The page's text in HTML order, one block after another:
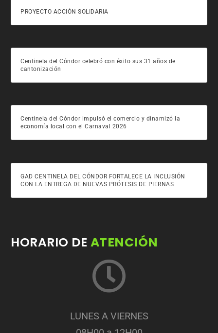
PROYECTO ACCIÓN SOLIDARIA
Centinela del Cóndor celebró con éxito sus 31 años de
cantonización
Centinela del Cóndor impulsó el comercio y dinamizó la
economía local con el Carnaval 2026
GAD CENTINELA DEL CÓNDOR FORTALECE LA INCLUSIÓN
CON LA ENTREGA DE NUEVAS PRÓTESIS DE PIERNAS
HORARIO DE ATENCIÓN
LUNES A VIERNES